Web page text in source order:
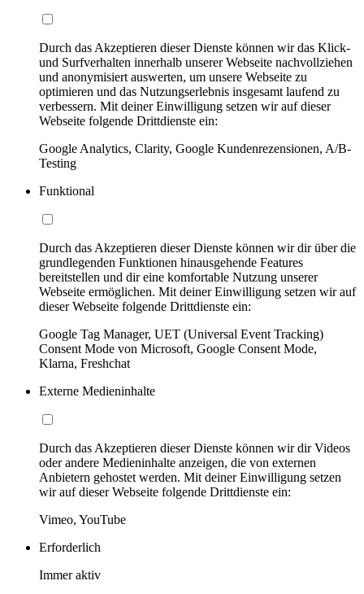
Durch das Akzeptieren dieser Dienste können wir das Klick-
und Surfverhalten innerhalb unserer Webseite nachvollziehen
und anonymisiert auswerten, um unsere Webseite zu
optimieren und das Nutzungserlebnis insgesamt laufend zu
verbessern. Mit deiner Einwilligung setzen wir auf dieser
Webseite folgende Drittdienste ein:
Google Analytics, Clarity, Google Kundenrezensionen, A/B-
Testing
Funktional
Durch das Akzeptieren dieser Dienste können wir dir über die
grundlegenden Funktionen hinausgehende Features
bereitstellen und dir eine komfortable Nutzung unserer
Webseite ermöglichen. Mit deiner Einwilligung setzen wir auf
dieser Webseite folgende Drittdienste ein:
Google Tag Manager, UET (Universal Event Tracking)
Consent Mode von Microsoft, Google Consent Mode,
Klarna, Freshchat
Externe Medieninhalte
Durch das Akzeptieren dieser Dienste können wir dir Videos
oder andere Medieninhalte anzeigen, die von externen
Anbietern gehostet werden. Mit deiner Einwilligung setzen
wir auf dieser Webseite folgende Drittdienste ein:
Vimeo, YouTube
Erforderlich
Immer aktiv